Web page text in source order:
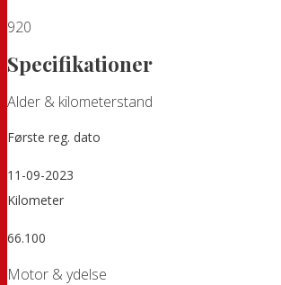
920
Specifikationer
Alder & kilometerstand
Første reg. dato
11-09-2023
Kilometer
66.100
Motor & ydelse